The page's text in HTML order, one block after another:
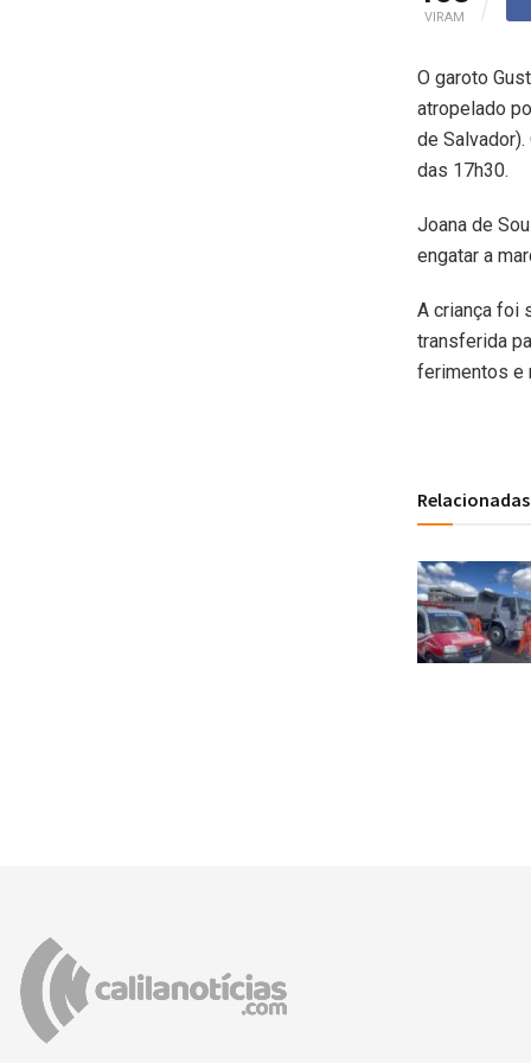
VIRAM
O garoto
atropelado
de
das 17h30.
Joana de
engatar a
A criança foi
transferida
ferimentos e
Relacionadas